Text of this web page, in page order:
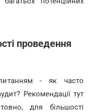
проведення
питанням - як часто
Рекомендації тут
для більшості